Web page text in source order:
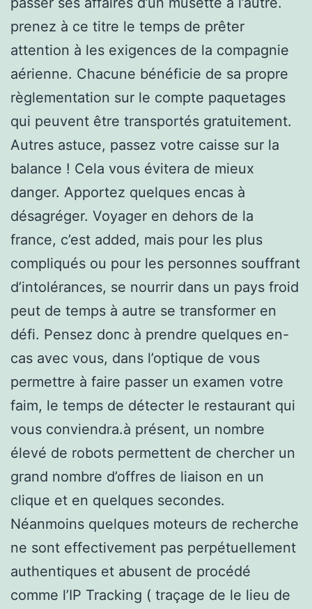
prenez à ce titre le temps de prêter
attention à les exigences de la compagnie
aérienne. Chacune bénéficie de sa propre
règlementation sur le compte paquetages
qui peuvent être transportés gratuitement.
Autres astuce, passez votre caisse sur la
balance ! Cela vous évitera de mieux
danger. Apportez quelques encas à
désagréger. Voyager en dehors de la
france, c’est added, mais pour les plus
compliqués ou pour les personnes souffrant
d’intolérances, se nourrir dans un pays froid
peut de temps à autre se transformer en
défi. Pensez donc à prendre quelques en-
cas avec vous, dans l’optique de vous
permettre à faire passer un examen votre
faim, le temps de détecter le restaurant qui
vous conviendra.à présent, un nombre
élevé de robots permettent de chercher un
grand nombre d’offres de liaison en un
clique et en quelques secondes.
Néanmoins quelques moteurs de recherche
ne sont effectivement pas perpétuellement
authentiques et abusent de procédé
comme l’IP Tracking ( traçage de le lieu de